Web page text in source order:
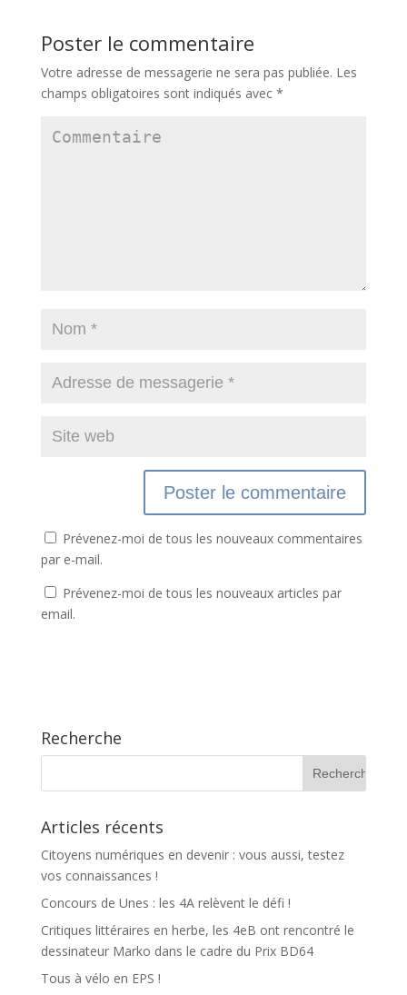
Poster le commentaire
Votre adresse de messagerie ne sera pas publiée. Les
champs obligatoires sont indiqués avec *
Prévenez-moi de tous les nouveaux commentaires
par e-mail.
Prévenez-moi de tous les nouveaux articles par
email.
Recherche
Articles récents
Citoyens numériques en devenir : vous aussi, testez
vos connaissances !
Concours de Unes : les 4A relèvent le défi !
Critiques littéraires en herbe, les 4eB ont rencontré le
dessinateur Marko dans le cadre du Prix BD64
Tous à vélo en EPS !